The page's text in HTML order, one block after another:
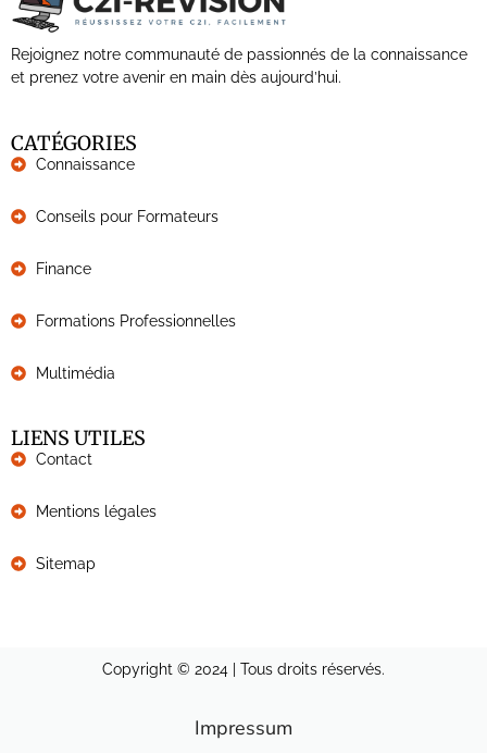
Rejoignez notre communauté de passionnés de la connaissance
et prenez votre avenir en main dès aujourd’hui.
CATÉGORIES
Connaissance
Conseils pour Formateurs
Finance
Formations Professionnelles
Multimédia
LIENS UTILES
Contact
Mentions légales
Sitemap
Copyright © 2024 | Tous droits réservés.
Impressum